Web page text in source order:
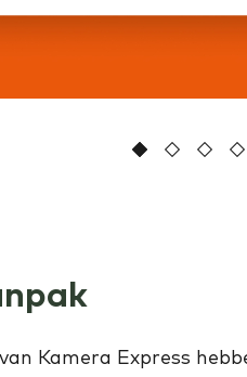
1 2 3 4
Kamera Express